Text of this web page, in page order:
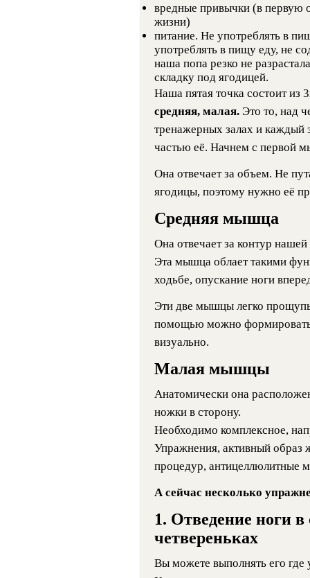
вредные привычки (в первую
жизни)
питание. Не употреблять в
употреблять в пищу еду, не
наша попа резко не
складку под ягодицей.
Наша пятая точка состоит
средняя, малая. Это то, над
тренажерных залах и каждый
частью её. Начнем с первой
Она отвечает за объем. Не
ягодицы, поэтому нужно её
Средняя мышца
Она отвечает за контур
Эта мышца облает такими
ходьбе, опускание ноги
Эти две мышцы легко
помощью можно
визуально.
Малая мышцы
Анатомически она
ножки в сторону.
Необходимо комплексное,
Упражнения, активный
процедур, антицеллюлитные
А сейчас несколько
1. Отведение ноги в
четвереньках
Вы можете выполнять его где